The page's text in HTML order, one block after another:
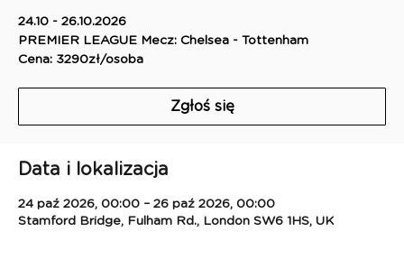
24.10 - 26.10.2026
PREMIER LEAGUE Mecz: Chelsea - Tottenham
Cena: 3290zł/osoba
Zgłoś się
Data i lokalizacja
24 paź 2026, 00:00 – 26 paź 2026, 00:00
Stamford Bridge, Fulham Rd., London SW6 1HS, UK